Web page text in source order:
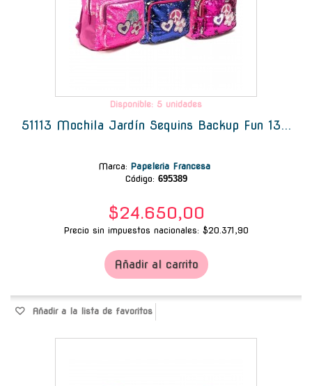
Disponible: 5 unidades
51113 Mochila Jardín Sequins Backup Fun 13...
Marca: Papeleria Francesa
Código: 695389
$24.650,00
Precio sin impuestos nacionales: $20.371,90
Añadir al carrito
Añadir a la lista de favoritos